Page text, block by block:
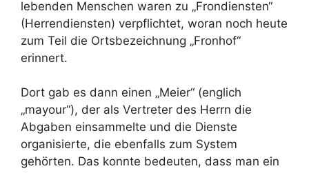
lebenden Menschen waren zu „Frondiensten“
(Herrendiensten) verpflichtet, woran noch heute
zum Teil die Ortsbezeichnung „Fronhof“
erinnert.
Dort gab es dann einen „Meier“ (englich
„mayour“), der als Vertreter des Herrn die
Abgaben einsammelte und die Dienste
organisierte, die ebenfalls zum System
gehörten. Das konnte bedeuten, dass man ein